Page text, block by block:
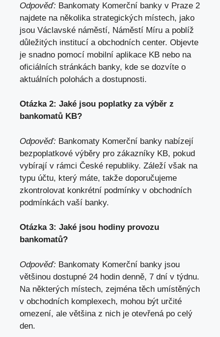
Odpověď: Bankomaty Komerční banky v Praze 2
najdete na několika strategických místech, jako
jsou Václavské náměstí, Náměstí Míru a poblíž
důležitých institucí a obchodních center. Objevte
je snadno pomocí mobilní aplikace KB nebo na
oficiálních stránkách banky, kde se dozvíte o
aktuálních polohách a dostupnosti.
Otázka 2: Jaké jsou poplatky za výběr z
bankomatů KB?
Odpověď: Bankomaty Komerční banky nabízejí
bezpoplatkové výběry pro zákazníky KB, pokud
vybírají v rámci České republiky. Záleží však na
typu účtu, který máte, takže doporučujeme
zkontrolovat konkrétní podmínky v obchodních
podmínkách vaší banky.
Otázka 3: Jaké jsou hodiny provozu
bankomatů?
Odpověď: Bankomaty Komerční banky jsou
většinou dostupné 24 hodin denně, 7 dní v týdnu.
Na některých místech, zejména těch umístěných
v obchodních komplexech, mohou být určité
omezení, ale většina z nich je otevřená po celý
den.